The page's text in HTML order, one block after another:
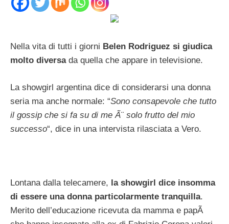
Nella vita di tutti i giorni Belen Rodriguez si giudica
molto diversada quella che appare in televisione.
La showgirl argentina dice di considerarsi una donna
seria ma anche normale: “Sono consapevole che tutto
il gossip che si fa su di me Ã¨ solo frutto del mio
successo“, dice in una intervista rilasciata a Vero.
Lontana dalla telecamere, la showgirl dice insomma
di essere una donna particolarmente tranquilla.
Merito dell’educazione ricevuta da mamma e papÃ